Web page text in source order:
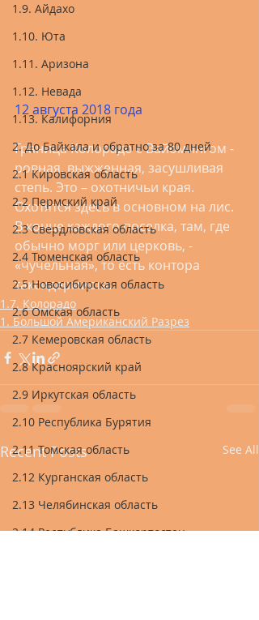
1.9. Айдахо
1.10. Юта
1.11. Аризона
1.12. Невада
1.13. Калифорния
2. До Байкала и обратно за 80 дней
2.1 Кировская область
2.2 Пермский край
2.3 Свердловская область
2.4 Тюменская область
2.5 Новосибирская область
2.6 Омская область
2.7 Кемеровская область
2.8 Красноярский край
2.9 Иркутская область
2.10 Республика Бурятия
2.11 Томская область
2.12 Курганская область
2.13 Челябинская область
2.14 Республика Башкортостан
12 августа 2018 года
Граница Колорадо с Вайомингом -
ровная, выжженная, засушливая
степь. Это – охотничьи края.
Охотятся здесь в основном на лис.
В конце каждого поселка, там, где
обычно морг или церковь, -
«чучельная», то есть контора
таксидермиста.
1.7. Колорадо
1. Большой Американский Разрез
Recent Posts See All